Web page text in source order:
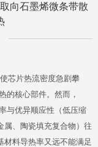
向石墨烯微条带散
芯片热流密度急剧攀
的核心部件。然而，
与优异顺应性（低压缩
、陶瓷填充复合物）往
材料导热率又远不能满足